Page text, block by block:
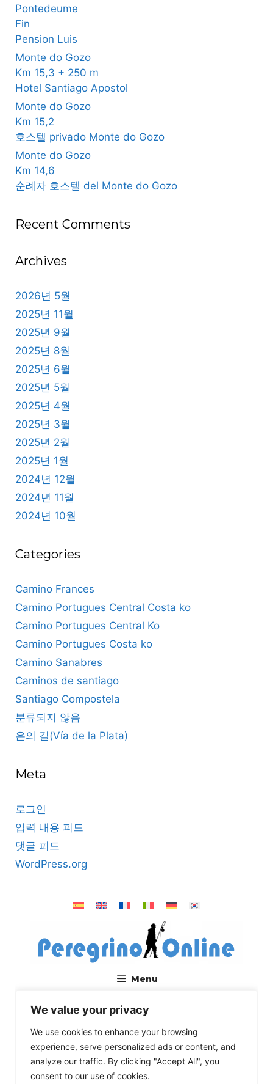
Pontedeume
Fin
Pension Luis
Monte do Gozo
Km 15,3 + 250 m
Hotel Santiago Apostol
Monte do Gozo
Km 15,2
호스텔 privado Monte do Gozo
Monte do Gozo
Km 14,6
순례자 호스텔 del Monte do Gozo
Recent Comments
Archives
2026년 5월
2025년 11월
2025년 9월
2025년 8월
2025년 6월
2025년 5월
2025년 4월
2025년 3월
2025년 2월
2025년 1월
2024년 12월
2024년 11월
2024년 10월
Categories
Camino Frances
Camino Portugues Central Costa ko
Camino Portugues Central Ko
Camino Portugues Costa ko
Camino Sanabres
Caminos de santiago
Santiago Compostela
분류되지 않음
은의 길(Vía de la Plata)
Meta
로그인
입력 내용 피드
댓글 피드
WordPress.org